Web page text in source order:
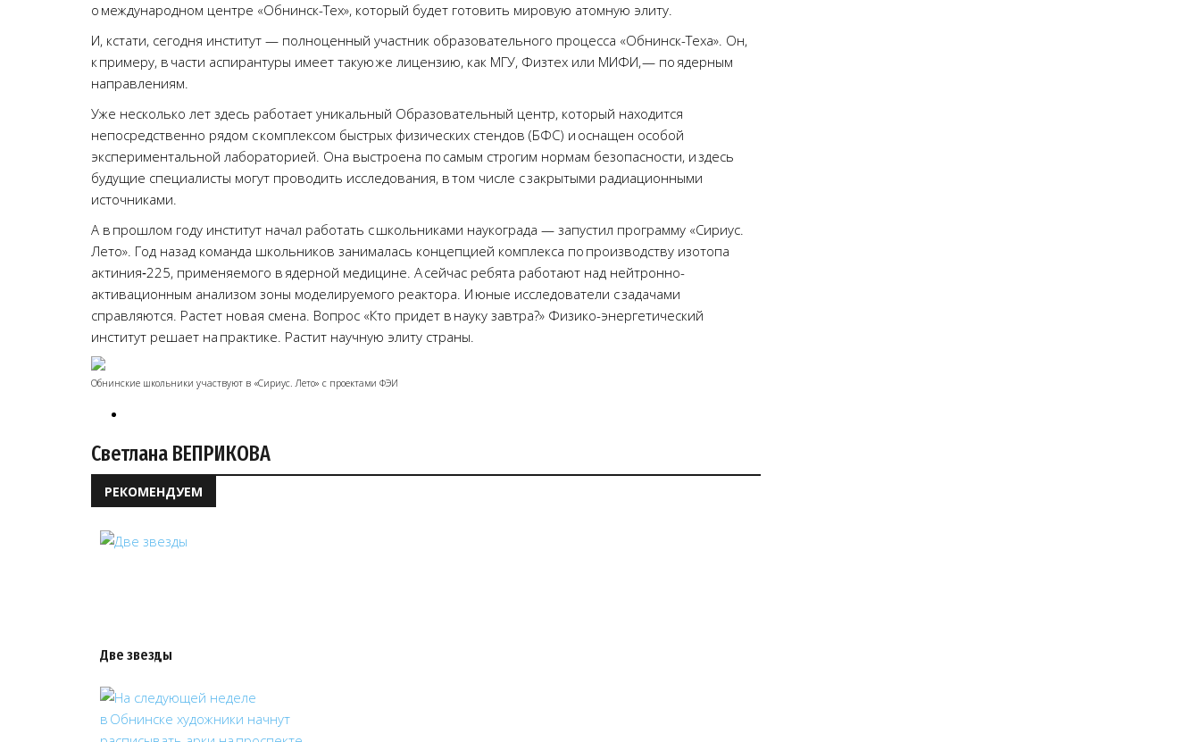
о международном центре «Обнинск-Тех», который будет готовить мировую атомную элиту.
И, кстати, сегодня институт — полноценный участник образовательного процесса «Обнинск-Теха». Он,
к примеру, в части аспирантуры имеет такую же лицензию, как МГУ, Физтех или МИФИ, — по ядерным
направлениям.
Уже несколько лет здесь работает уникальный Образовательный центр, который находится
непосредственно рядом с комплексом быстрых физических стендов (БФС) и оснащен особой
экспериментальной лабораторией. Она выстроена по самым строгим нормам безопасности, и здесь
будущие специалисты могут проводить исследования, в том числе с закрытыми радиационными
источниками.
А в прошлом году институт начал работать с школьниками наукограда — запустил программу «Сириус.
Лето». Год назад команда школьников занималась концепцией комплекса по производству изотопа
актиния‑225, применяемого в ядерной медицине. А сейчас ребята работают над нейтронно-
активационным анализом зоны моделируемого реактора. И юные исследователи с задачами
справляются. Растет новая смена. Вопрос «Кто придет в науку завтра?» Физико-энергетический
институт решает на практике. Растит научную элиту страны.
Обнинские школьники участвуют в «Сириус. Лето» с проектами ФЭИ
Светлана ВЕПРИКОВА
РЕКОМЕНДУЕМ
Две звезды